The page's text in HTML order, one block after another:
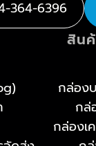
364-6396
สิน
กล่อง
กล่
กล่องเ